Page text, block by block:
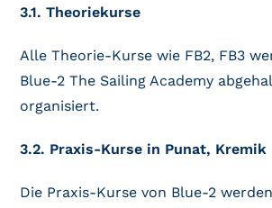
3.1. Theoriekurse
Alle Theorie-Kurse wie FB2, FB3
Blue-2 The Sailing Academy
organisiert.
3.2. Praxis-Kurse in Punat, Kremik
Die Praxis-Kurse von Blue-2